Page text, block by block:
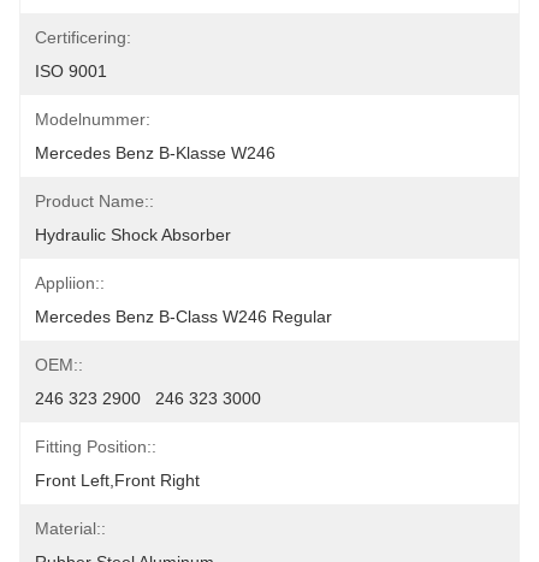
Certificering:
ISO 9001
Modelnummer:
Mercedes Benz B-Klasse W246
Product Name::
Hydraulic Shock Absorber
Appliion::
Mercedes Benz B-Class W246 Regular
OEM::
246 323 2900   246 323 3000
Fitting Position::
Front Left,front Right
Material::